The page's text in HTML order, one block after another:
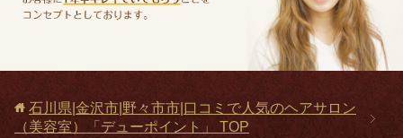
石川県|金沢市|野々市市|口コミで人気のヘアサロン
（美容室）「デューポイント」
TOP